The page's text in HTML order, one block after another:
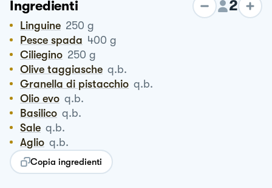
Ingredienti 2
Linguine 250 g
Pesce spada 400 g
Ciliegino 250 g
Olive taggiasche q.b.
Granella di pistacchio q.b.
Olio evo q.b.
Basilico q.b.
Sale q.b.
Aglio q.b.
Copia ingredienti